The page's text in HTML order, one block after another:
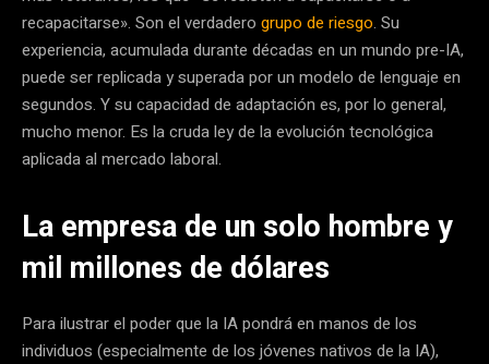
recapacitarse». Son el verdadero grupo de riesgo. Su
experiencia, acumulada durante décadas en un mundo pre-IA,
puede ser replicada y superada por un modelo de lenguaje en
segundos. Y su capacidad de adaptación es, por lo general,
mucho menor. Es la cruda ley de la evolución tecnológica
aplicada al mercado laboral.
La empresa de un solo hombre y
mil millones de dólares
Para ilustrar el poder que la IA pondrá en manos de los
individuos (especialmente de los jóvenes nativos de la IA),